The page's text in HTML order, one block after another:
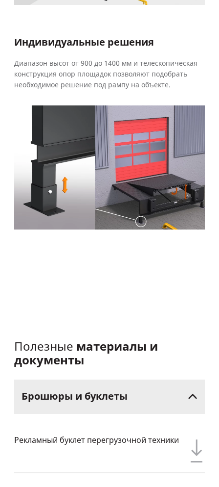
Индивидуальные решения
Диапазон высот от 900 до 1400 мм и телескопическая
конструкция опор площадок позволяют подобрать
необходимое решение под рампу на объекте.
Полезные материалы и
документы
Брошюры и буклеты
Рекламный буклет перегрузочной техники